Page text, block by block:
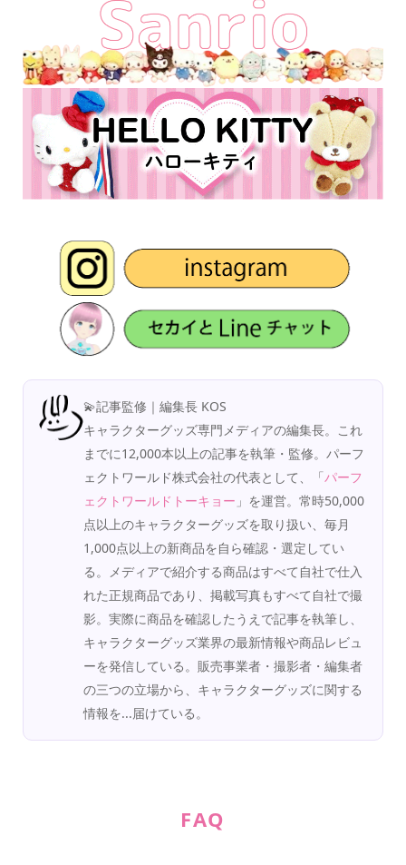
💫記事監修｜編集長 KOS
キャラクターグッズ専門メディアの編集長。これ
までに12,000本以上の記事を執筆・監修。パーフ
ェクトワールド株式会社の代表として、「パーフ
ェクトワールドトーキョー 」を運営。常時50,000
点以上のキャラクターグッズを取り扱い、毎月
1,000点以上の新商品を自ら確認・選定してい
る。メディアで紹介する商品はすべて自社で仕入
れた正規商品であり、掲載写真もすべて自社で撮
影。実際に商品を確認したうえで記事を執筆し、
キャラクターグッズ業界の最新情報や商品レビュ
ーを発信している。販売事業者・撮影者・編集者
の三つの立場から、キャラクターグッズに関する
情報を...届けている。
FAQ